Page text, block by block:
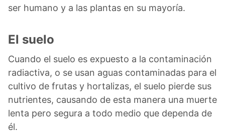
ser humano y a las plantas en su mayoría.
El suelo
Cuando el suelo es expuesto a la contaminación
radiactiva, o se usan aguas contaminadas para el
cultivo de frutas y hortalizas, el suelo pierde sus
nutrientes, causando de esta manera una muerte
lenta pero segura a todo medio que dependa de
él.